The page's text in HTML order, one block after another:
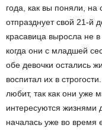
года, как вы поняли,
отпразднует свой 21-й
красавица выросла не
когда они с младшей
обе девочки остались
воспитал их в
любит, так как они уже
интересуются жизнями
началась уже во время